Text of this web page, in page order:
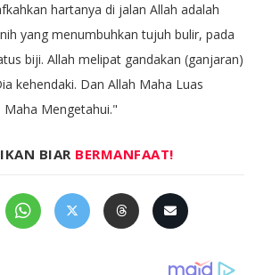
hartanya di jalan Allah adalah
yang menumbuhkan tujuh bulir, pada
biji. Allah melipat gandakan (ganjaran)
kehendaki. Dan Allah Maha Luas
Maha Mengetahui."
BIAR BERMANFAAT!